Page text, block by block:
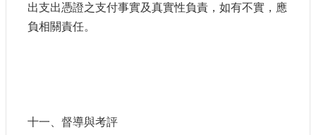
出支出憑證之支付事實及真實性負責，如有不實，應
負相關責任。
十一、督導與考評